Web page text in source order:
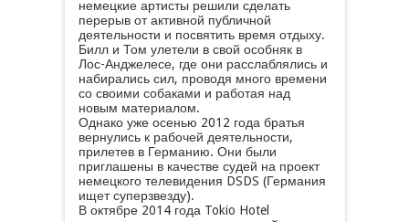
немецкие артисты решили сделать
перерыв от активной публичной
деятельности и посвятить время отдыху.
Билл и Том улетели в свой особняк в
Лос-Анджелесе, где они расслаблялись и
набирались сил, проводя много времени
со своими собаками и работая над
новым материалом.
Однако уже осенью 2012 года братья
вернулись к рабочей деятельности,
прилетев в Германию. Они были
приглашены в качестве судей на проект
немецкого телевидения DSDS (Германия
ищет суперзвезду).
В октябре 2014 года Tokio Hotel